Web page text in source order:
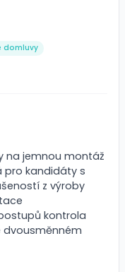
domluvy
na jemnou montáž
pro kandidáty s
z výroby
kontrola
dvousměnném